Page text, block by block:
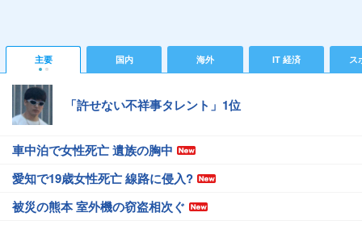
主要 国内 海外 IT 経済 ス
「許せない不祥事タレント」1位
車中泊で女性死亡 遺族の胸中
愛知で19歳女性死亡 線路に侵入?
被災の熊本 室外機の窃盗相次ぐ